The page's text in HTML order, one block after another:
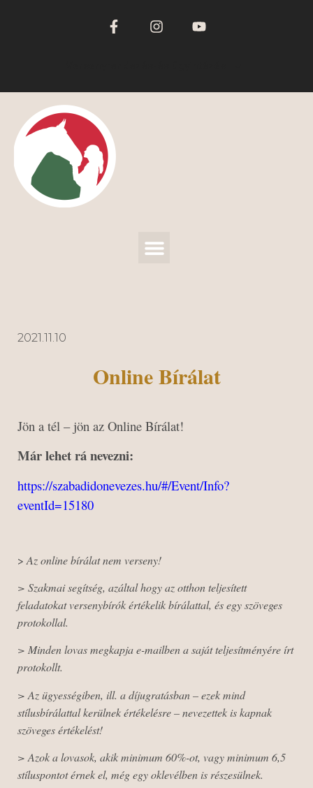
2021.11.10
Online Bírálat
Jön a tél – jön az Online Bírálat!
Már lehet rá nevezni:
https://szabadidonevezes.hu/#/Event/Info?
eventId=15180
> Az online bírálat nem verseny!
> Szakmai segítség, azáltal hogy az otthon teljesített
feladatokat versenybírók értékelik bírálattal, és egy szöveges
protokollal.
> Minden lovas megkapja e-mailben a saját teljesítményére írt
protokollt.
> Az ügyességiben, ill. a díjugratásban – ezek mind
stílusbírálattal kerülnek értékelésre – nevezettek is kapnak
szöveges értékelést!
> Azok a lovasok, akik minimum 60%-ot, vagy minimum 6,5
stíluspontot érnek el, még egy oklevélben is részesülnek.